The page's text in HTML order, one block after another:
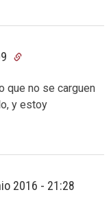
que no se carguen
y estoy
2016 - 21:28